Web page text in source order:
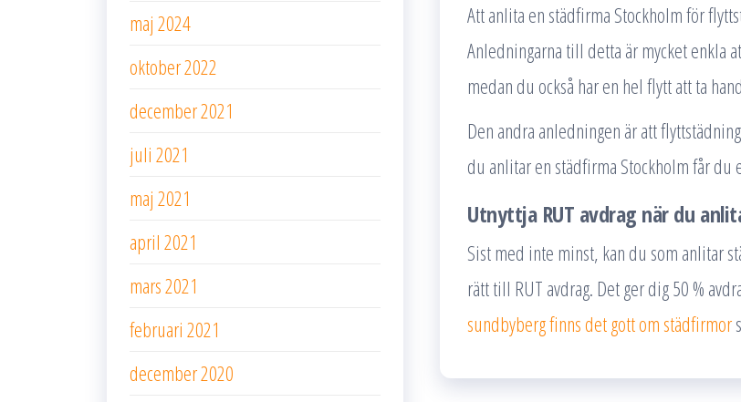
Att anlita en städfirma Stockholm för
Anledningarna till detta är mycket enkla
medan du också har en hel flytt att ta
Den andra anledningen är att
du anlitar en städfirma Stockholm får du
Utnyttja RUT avdrag när du
Sist med inte minst, kan du som anlitar
rätt till RUT avdrag. Det ger dig 50 %
sundbyberg finns det gott om städfirmor
maj 2024
oktober 2022
december 2021
juli 2021
maj 2021
april 2021
mars 2021
februari 2021
december 2020